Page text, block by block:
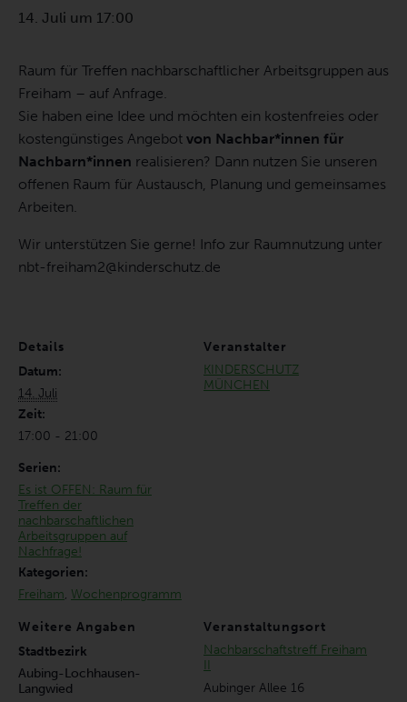
14. Juli um 17:00
Raum für Treffen nachbarschaftlicher Arbeitsgruppen aus
Freiham – auf Anfrage.
Sie haben eine Idee und möchten ein kostenfreies oder
kostengünstiges Angebot von Nachbar*innen für
Nachbarn*innen realisieren? Dann nutzen Sie unseren
offenen Raum für Austausch, Planung und gemeinsames
Arbeiten.
Wir unterstützen Sie gerne! Info zur Raumnutzung unter
nbt-freiham2@kinderschutz.de
Details
Datum:
14. Juli
Zeit:
17:00 - 21:00
Serien:
Es ist OFFEN: Raum für
Treffen der
nachbarschaftlichen
Arbeitsgruppen auf
Nachfrage!
Kategorien:
Freiham, Wochenprogramm
Veranstaltungsort
Nachbarschaftstreff Freiham
II
Aubinger Allee 16
Veranstalter
KINDERSCHUTZ
MÜNCHEN
Weitere Angaben
Stadtbezirk
Aubing-Lochhausen-
Langwied